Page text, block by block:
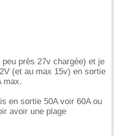
près 27v chargée) et je
(et au max 15v) en sortie
max.
en sortie 50A voir 60A ou
avoir une plage